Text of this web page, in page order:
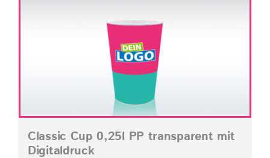
Classic Cup 0,25l PP transparent mit
Digitaldruck